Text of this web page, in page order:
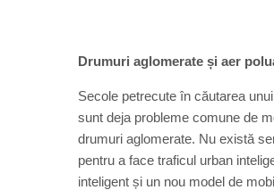
Drumuri aglomerate și aer
Secole petrecute în căutarea
sunt deja probleme comune de
drumuri aglomerate. Nu există
pentru a face traficul urban
inteligent și un nou model de